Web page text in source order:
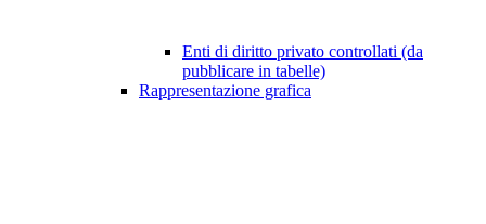
Enti di diritto privato controllati (da
pubblicare in tabelle)
Rappresentazione grafica